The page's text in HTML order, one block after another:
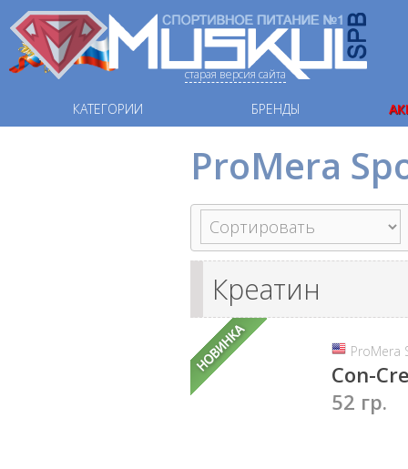
старая версия сайта
КАТЕГОРИИ БРЕНДЫ
ProMera
Креатин
ProMera
Con-
52 гр.